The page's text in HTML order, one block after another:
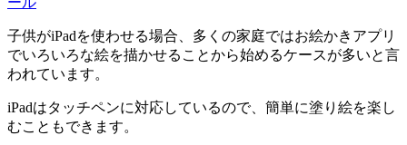
子供がiPadを使わせる場合、多くの家庭ではお絵かきアプリ
でいろいろな絵を描かせることから始めるケースが多いと言
われています。
iPadはタッチペンに対応しているので、簡単に塗り絵を楽し
むこともできます。